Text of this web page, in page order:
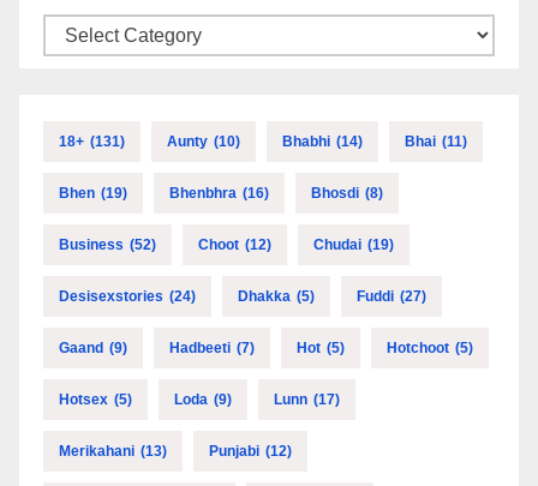
18+ (131) Aunty (10) Bhabhi (14) Bhai (11)
Bhen (19) Bhenbhra (16) Bhosdi (8)
Business (52) Choot (12) Chudai (19)
Desisexstories (24) Dhakka (5) Fuddi (27)
Gaand (9) Hadbeeti (7) Hot (5) Hotchoot (5)
Hotsex (5) Loda (9) Lunn (17)
Merikahani (13) Punjabi (12)